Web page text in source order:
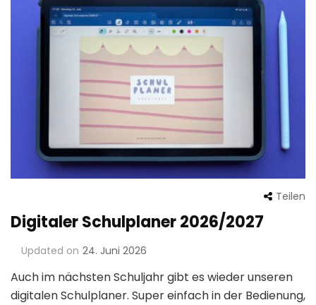
Teilen
Digitaler Schulplaner 2026/2027
Updated on 24. Juni 2026
Auch im nächsten Schuljahr gibt es wieder unseren
digitalen Schulplaner. Super einfach in der Bedienung,